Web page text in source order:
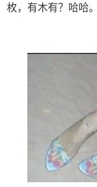
枚，有木有？哈哈。